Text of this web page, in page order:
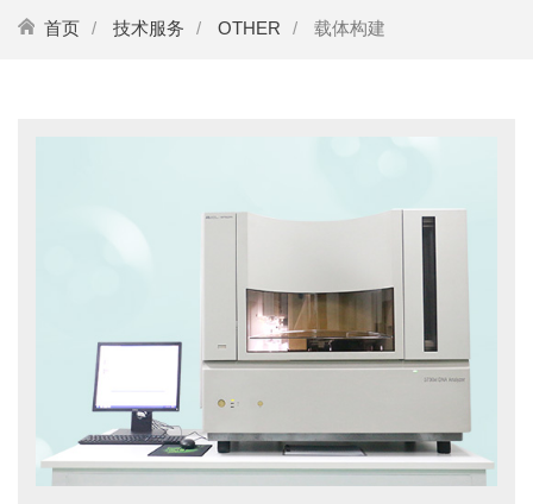
首页 技术服务 OTHER 载体构建